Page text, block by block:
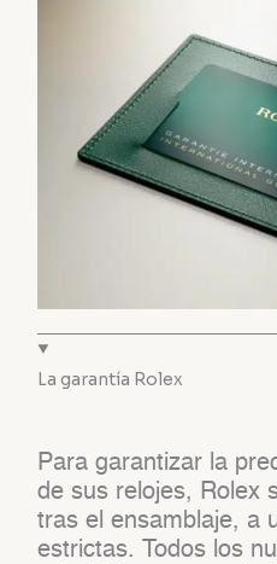
La garantía Rolex
Para garantizar la
de sus relojes, Rolex
tras el ensamblaje, a
estrictas. Todos los